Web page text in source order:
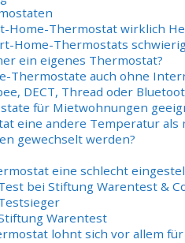
Home-Thermostat wirklich
Home-Thermostats
ein eigenes Thermostat?
Thermostate auch ohne
DECT, Thread oder
für Mietwohnungen
eine andere Temperatur
gewechselt werden?
eine schlecht
bei Stiftung Warentest &
Warentest
lohnt sich vor allem